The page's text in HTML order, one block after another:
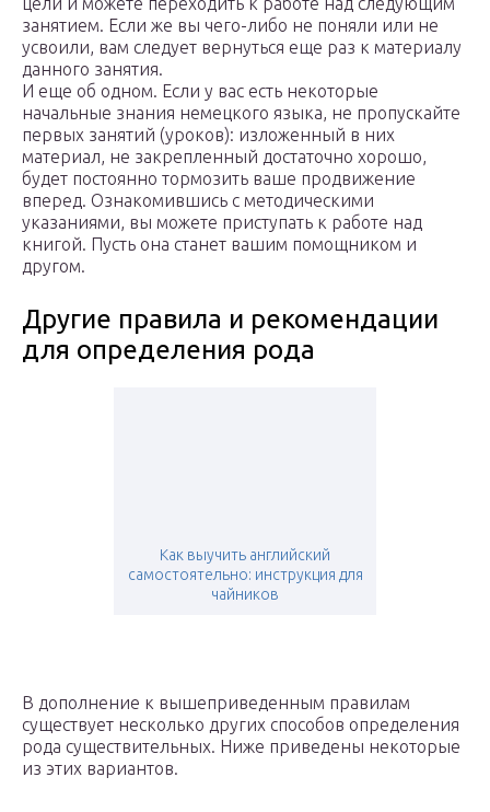
занятием. Если же вы чего-либо не поняли или не
усвоили, вам следует вернуться еще раз к материалу
данного занятия.
И еще об одном. Если у вас есть некоторые
начальные знания немецкого языка, не пропускайте
первых занятий (уроков): изложенный в них
материал, не закрепленный достаточно хорошо,
будет постоянно тормозить ваше продвижение
вперед. Ознакомившись с методическими
указаниями, вы можете приступать к работе над
книгой. Пусть она станет вашим помощником и
другом.
Другие правила и рекомендации
для определения рода
Как выучить английский
самостоятельно: инструкция для
чайников
В дополнение к вышеприведенным правилам
существует несколько других способов определения
рода существительных. Ниже приведены некоторые
из этих вариантов.